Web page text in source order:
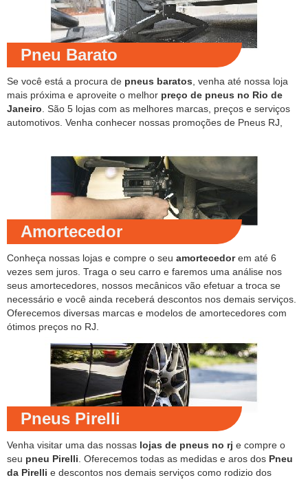
Pneu Barato
Se você está a procura de pneus baratos , venha até nossa loja
mais próxima e aproveite o melhor preço de pneus no Rio de
Janeiro . São 5 lojas com as melhores marcas, preços e serviços
automotivos. Venha conhecer nossas promoções de Pneus RJ,
Amortecedor
Conheça nossas lojas e compre o seu amortecedorem até 6
vezes sem juros. Traga o seu carro e faremos uma análise nos
seus amortecedores, nossos mecânicos vão efetuar a troca se
necessário e você ainda receberá descontos nos demais serviços.
Oferecemos diversas marcas e modelos de amortecedores com
ótimos preços no RJ.
Pneus Pirelli
Venha visitar uma das nossas lojas de pneus no rj e compre o
seu pneu Pirelli . Oferecemos todas as medidas e aros dos Pneu
da Pirelli e descontos nos demais serviços como rodizio dos